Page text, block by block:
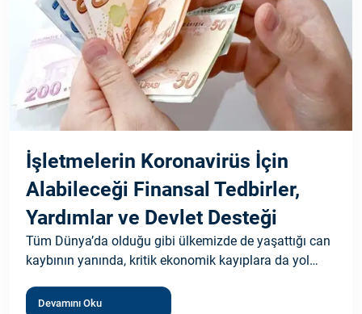
İşletmelerin Koronavirüs İçin
Alabileceği Finansal Tedbirler,
Yardımlar ve Devlet Desteği
Tüm Dünya’da olduğu gibi ülkemizde de yaşattığı can
kaybının yanında, kritik ekonomik kayıplara da yol…
Devamını Oku